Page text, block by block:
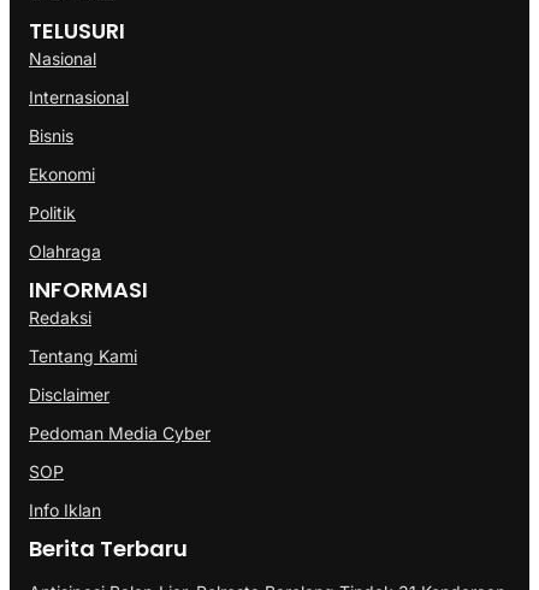
TELUSURI
Nasional
Internasional
Bisnis
Ekonomi
Politik
Olahraga
INFORMASI
Redaksi
Tentang Kami
Disclaimer
Pedoman Media Cyber
SOP
Info Iklan
Berita Terbaru